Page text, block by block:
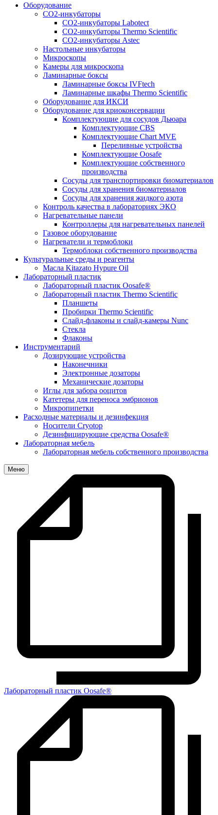
Оборудование
CO2-инкубаторы
CO2-инкубаторы Labotect
CO2-инкубаторы Thermo Scientific
СО2-инкубаторы Astec
Настольные инкубаторы
Микроскопы
Камеры для микроскопа
Ламинарные боксы
Ламинарные боксы IVFtech
Ламинарные шкафы Thermo Scientific
Оборудование для ИКСИ
Оборудование для криоконсервации
Комплектующие для сосудов Дьюара
Комплектующие CBS
Комплектующие Chart MVE
Переливные устройства
Комплектующие Oosafe
Комплектующие собственного
производства
Сосуды для транспортировки биоматериалов
Сосуды для хранения биоматериалов
Сосуды для хранения жидкого азота
Контроль качества в лабораториях ЭКО
Нагревательные панели
Контроллеры для нагревательных панелей
Газовое оборудование
Нагреватели и термоблоки
Термоблоки собственного производства
Культуральные среды и реагенты
Масла Kitazato Hypure Oil
Лабораторный пластик
Лабораторный пластик Oosafe®
Лабораторный пластик Thermo Scientific
Планшеты
Пробирки Thermo Scientific
Слайд-флаконы и слайд-камеры Nunc
Стекла
Флаконы
Инструментарий
Дозирующие устройства
Наконечники
Электронные дозаторы
Механические дозаторы
Иглы для забора ооцитов
Катетеры для переноса эмбрионов
Микропипетки
Расходные материалы и дезинфекция
Носители Cryotop
Дезинфицирующие средства Oosafe®
Лабораторная мебель
Лабораторная мебель собственного производства
Меню
Лабораторный пластик Oosafe®